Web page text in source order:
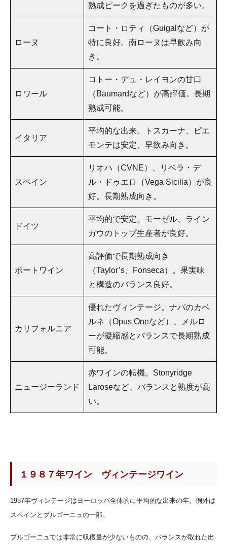
熟成ピークを過ぎたものが多い。
ローヌ
コート・ロティ（Guigalなど）が
特に良好。南ローヌは早飲み向
き。
ロワール
コトー・デュ・レイヨンの甘口
（Baumardなど）が高評価。長期
熟成可能。
イタリア
平均的な出来。トスカーナ、ピエ
モンテは安定、早飲み向き。
スペイン
リオハ（CVNE）、リベラ・デ
ル・ドゥエロ（Vega Sicilia）が良
好。長期熟成向き。
ドイツ
平均的で安定。モーゼル、ライン
ガウのトップ生産者が良好。
ポートワイン
高評価で長期熟成向き
（Taylor’s、Fonseca）。果実味
と構造のバランス良好。
カリフォルニア
優れたヴィンテージ。ナパのカベ
ルネ（Opus Oneなど）、メルロ
ーが凝縮感とバランスで長期熟成
可能。
ニュージーランド
赤ワインの転機。Stonyridge
Laroseなど、バランスと熟度が高
い。
１９８７年ワイン ヴィンテージワイン
1987年ヴィンテージはヨーロッパ全体的に平均的な出来の年。例外は
スペインとブルゴーニュの一部。
ブルゴーニュでは非常に収穫量が少ないものの、バランスが取れた出